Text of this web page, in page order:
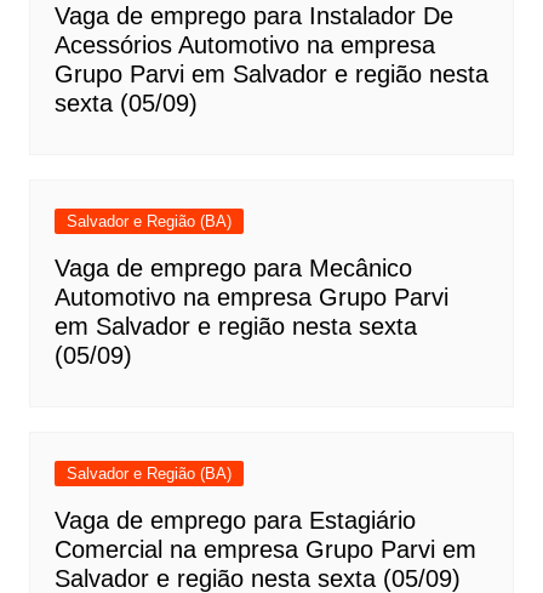
Vaga de emprego para Instalador De
Acessórios Automotivo na empresa
Grupo Parvi em Salvador e região nesta
sexta (05/09)
Salvador e Região (BA)
Vaga de emprego para Mecânico
Automotivo na empresa Grupo Parvi
em Salvador e região nesta sexta
(05/09)
Salvador e Região (BA)
Vaga de emprego para Estagiário
Comercial na empresa Grupo Parvi em
Salvador e região nesta sexta (05/09)